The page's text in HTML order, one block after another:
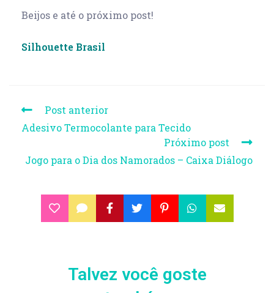
Beijos e até o próximo post!
Silhouette Brasil
Post anterior
Adesivo Termocolante para Tecido
Próximo post
Jogo para o Dia dos Namorados – Caixa Diálogo
Talvez você goste